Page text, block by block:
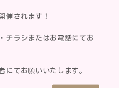
催されます！
チラシまたはお電話にてお
にてお願いいたします。